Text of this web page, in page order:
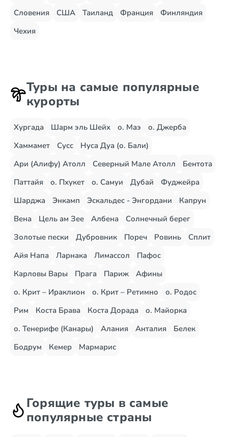
Словения
США Таиланд Франция
Финляндия
Чехия
Туры на самые популярные
курорты
Хургада Шарм эль Шейх о. Маэ
о. Джерба
Хаммамет
Сусс
Нуса Дуа (о. Бали)
Ари (Алифу) Атолл
Северный Мале Атолл
Бентота
Паттайя
о. Пхукет о. Самуи Дубай
Фуджейра
Шарджа
Энкамп Эскальдес - Энгордани
Капрун
Вена
Цель ам Зее Албена
Солнечный берег
Золотые пески
Дубровник Пореч Ровинь
Сплит
Айя Напа
Ларнака Лимассол
Пафос
Карловы Вары
Прага Париж
Афины
о. Крит – Ираклион
о. Крит – Ретимно
о. Родос
Рим
Коста Брава Коста Дорада
о. Майорка
о. Тенерифе (Канары)
Алания Анталия
Белек
Бодрум
Кемер Мармарис
Горящие туры в самые
популярные страны